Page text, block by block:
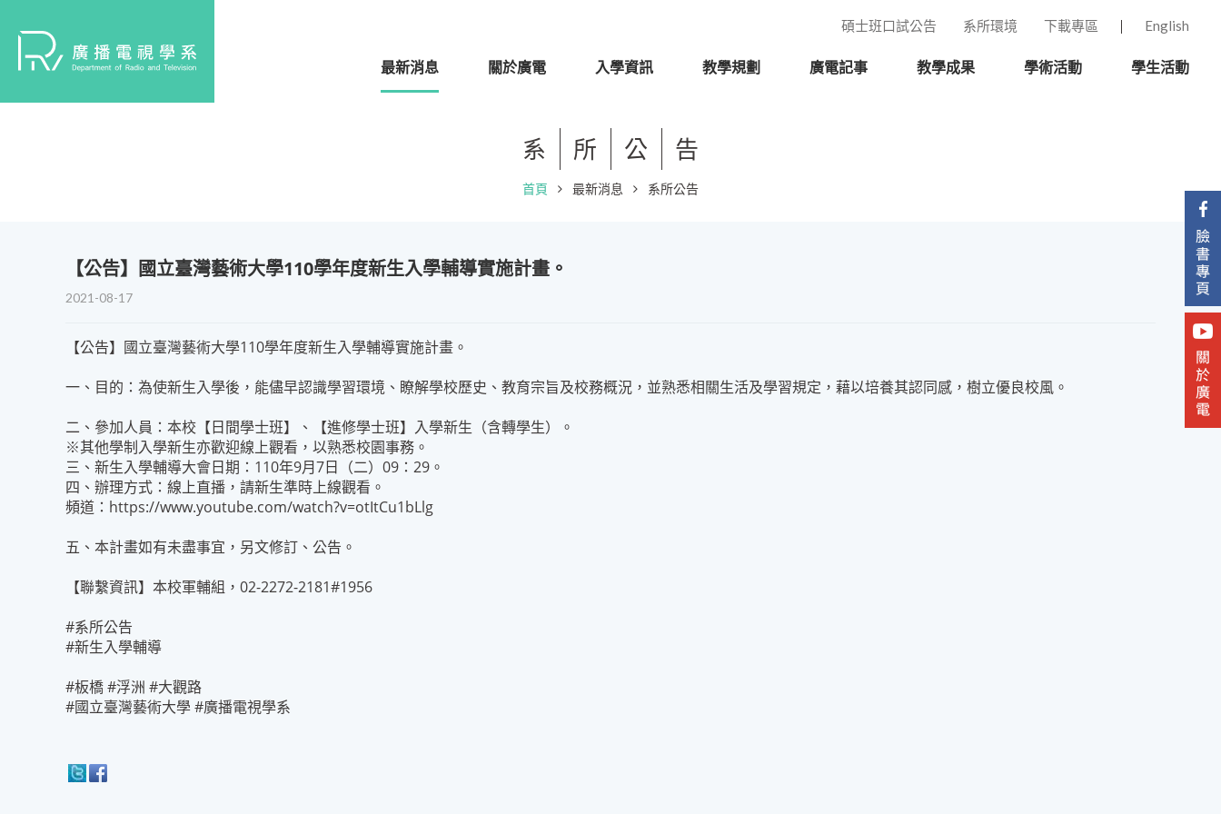
碩士班口試公告 系所環境 下載專區 English
最新消息 關於廣電 入學資訊 教學規劃 廣電記事 教學成果 學術活動 學生活動
系 所 公 告
首頁 最新消息 系所公告
【公告】國立臺灣藝術大學110學年度新生入學輔導實施計畫。
2021-08-17
【公告】國立臺灣藝術大學110學年度新生入學輔導實施計畫。
一、目的：為使新生入學後，能儘早認識學習環境、瞭解學校歷史、教育宗旨及校務概況，並熟悉相關生活及學習規定，藉以培養其認同感，樹立優良校風。
二、參加人員：本校【日間學士班】、【進修學士班】入學新生（含轉學生）。
※其他學制入學新生亦歡迎線上觀看，以熟悉校園事務。
三、新生入學輔導大會日期：110年9月7日（二）09：29。
四、辦理方式：線上直播，請新生準時上線觀看。
頻道： https://www.youtube.com/watch?v=otItCu1bLlg
五、本計畫如有未盡事宜，另文修訂、公告。
【聯繫資訊】本校軍輔組，02-2272-2181#1956
#系所公告
#新生入學輔導
#板橋 #浮洲 #大觀路
#國立臺灣藝術大學 #廣播電視學系